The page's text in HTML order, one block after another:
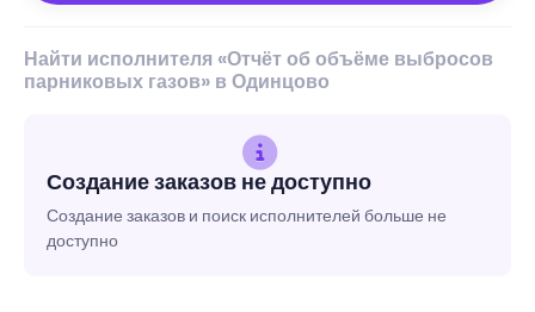
Найти исполнителя «Отчёт об объёме выбросов
парниковых газов» в Одинцово
Создание заказов не доступно
Создание заказов и поиск исполнителей больше не
доступно